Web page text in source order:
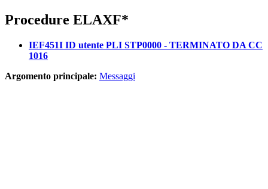
Procedure ELAXF*
IEF451I ID utente PLI STP0000 - TERMINATO DA CC
1016
Argomento principale: Messaggi